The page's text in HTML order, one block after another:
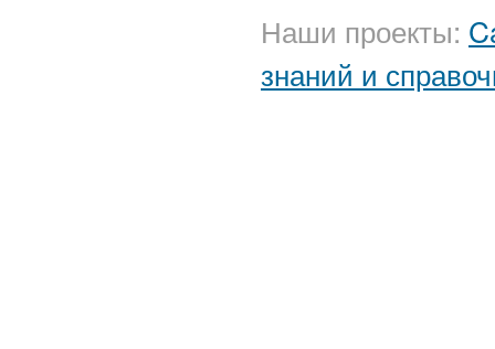
Наши проекты:
знаний и